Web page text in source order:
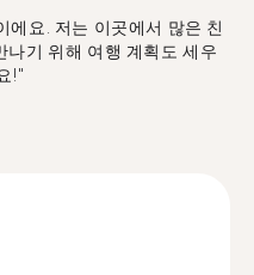
에요. 저는 이곳에서 많은 친
나기 위해 여행 계획도 세우
!"